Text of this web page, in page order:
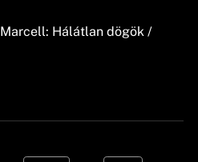
Hálátlan dögök /